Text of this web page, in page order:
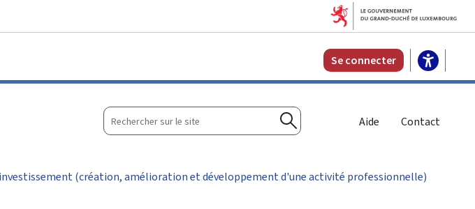
Se connecter
Rechercher
sur
site
Rechercher
Aide Contact
(création, amélioration et développement d'une activité professionnelle)